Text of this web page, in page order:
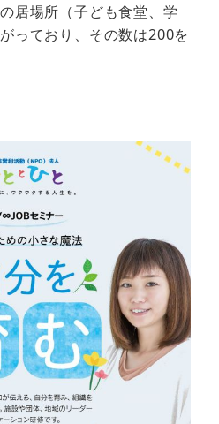
居場所（子ども食堂、学
っており、その数は200を